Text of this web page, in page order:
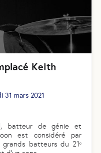
Keith
31 mars 2021
batteur de génie et
est considéré par
batteurs du 21ᵉ